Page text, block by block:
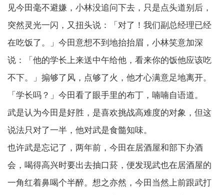
见今田毫不避嫌，小林没追问下去，只是点头道别后，
突然灵光一闪，又扭头说：「对了！我们副总经理已经
在吃饭了。」今田意想不到地抬抬眉，小林笑意加深
说：「他的学长上来送中午给他，看来你的饭他应该吃
不下。」搧够了风，点够了火，他才心满意足地离开。
「学长吗？」今田看了眼手里的布丁，喃喃自语道。
武是认为今田是好胜，是喜欢挑战高难度的对象，但这
说法只对了一半，他对武是食髓知味。
也许武是忘记了，两年前，今田在居酒屋和部下办酒
会，喝得高兴时要出去抽口菸，便发现武也在居酒屋的
一角红着鼻喝个半醉。想之亦然，今田当然上前跟武打